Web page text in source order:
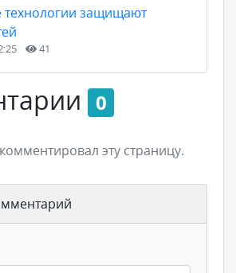
технологии защищают
41
0
эту страницу.